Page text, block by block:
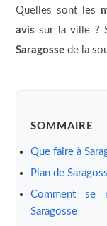
Quelles sont les
avis sur la ville ?
Saragossede la
SOMMAIRE
Que faire à
Plan de
Comment se
Saragosse